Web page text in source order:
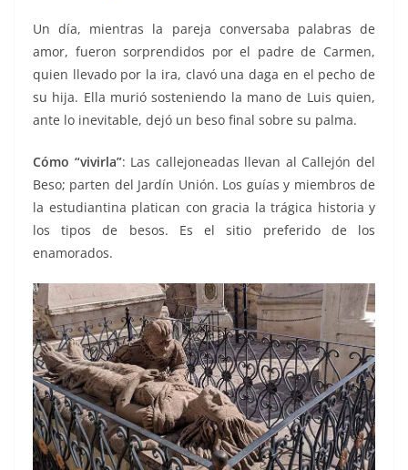
Un día, mientras la pareja conversaba palabras de
amor, fueron sorprendidos por el padre de Carmen,
quien llevado por la ira, clavó una daga en el pecho de
su hija. Ella murió sosteniendo la mano de Luis quien,
ante lo inevitable, dejó un beso final sobre su palma.
Cómo “vivirla”: Las callejoneadas llevan al Callejón del
Beso; parten del Jardín Unión. Los guías y miembros de
la estudiantina platican con gracia la trágica historia y
los tipos de besos. Es el sitio preferido de los
enamorados.